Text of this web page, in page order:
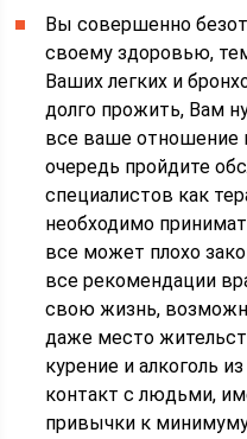
Вы совершенно
своему здоровью,
Ваших легких и
долго прожить, Вам
все ваше отношение
очередь пройдите
специалистов как
необходимо
все может плохо
все рекомендации
свою жизнь,
даже место
курение и алкоголь
контакт с людьми,
привычки к